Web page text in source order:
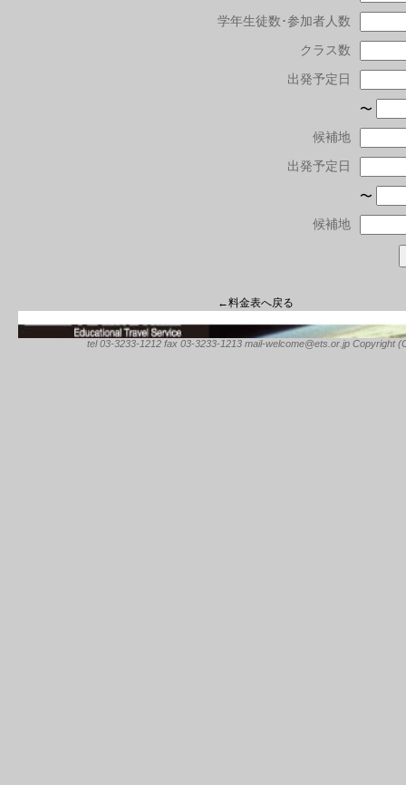
学年生徒数･参加者人数
クラス数
出発予定日
〜
候補地
出発予定日
〜
候補地
←料金表へ戻る
tel 03-3233-1212 fax 03-3233-1213 mail-welcome@ets.or.jp Copyright